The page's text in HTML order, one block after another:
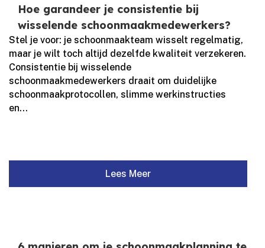
Hoe garandeer je consistentie bij
wisselende schoonmaakmedewerkers?
Stel je voor: je schoonmaakteam wisselt regelmatig,
maar je wilt toch altijd dezelfde kwaliteit verzekeren.​
Consistentie bij wisselende
schoonmaakmedewerkers draait om duidelijke
schoonmaakprotocollen, slimme werkinstructies
en...
Lees Meer